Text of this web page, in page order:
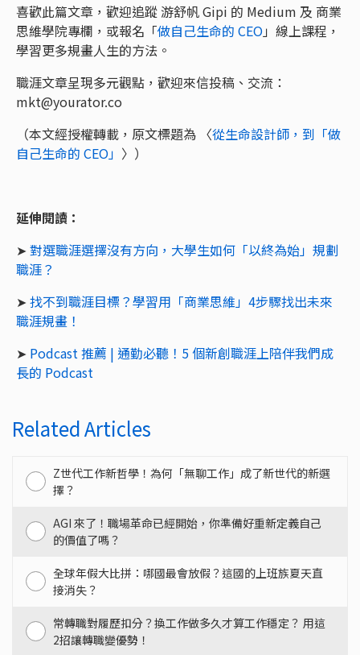
喜歡此篇文章，歡迎追蹤 游舒帆 Gipi 的 Medium 及 商業
思維學院專欄，或報名「做自己生命的 CEO」線上課程，
學習更多規畫人生的方法。
職涯文章呈現多元觀點，歡迎來信投稿、交流：
mkt@yourator.co
（本文經授權轉載，原文標題為 〈從生命設計師，到「做
自己生命的 CEO」 〉）
延伸閱讀：
➤ 對選職涯選擇沒有方向，大學生如何「以終為始」規劃
職涯？
➤ 找不到職涯目標？學習用「商業思維」4步驟找出未來
職涯規畫！
➤ Podcast 推薦 | 通勤必聽！5 個新創職涯上陪伴我們成
長的 Podcast
Related Articles
Z世代工作新哲學！為何「無聊工作」成了新世代的新選
擇？
AGI 來了！職場革命已經開始，你準備好重新定義自己
的價值了嗎？
全球年假大比拼：哪國最會放假？這國的上班族夏天直
接消失？
常轉職對履歷扣分？換工作做多久才算工作穩定？ 用這
2招讓轉職變優勢！